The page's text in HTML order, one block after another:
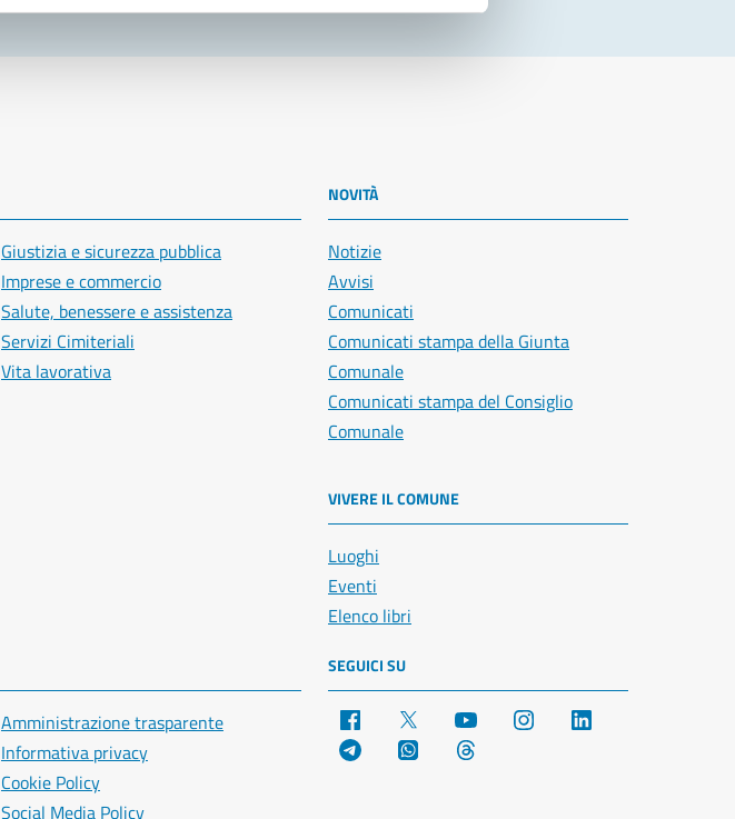
Giustizia e sicurezza pubblica
Imprese e commercio
Salute, benessere e assistenza
Servizi Cimiteriali
Vita lavorativa
NOVITÀ
Notizie
Avvisi
Comunicati
Comunicati stampa della Giunta
Comunale
Comunicati stampa del Consiglio
Comunale
VIVERE IL COMUNE
Luoghi
Eventi
Elenco libri
Amministrazione trasparente
Informativa privacy
Cookie Policy
Social Media Policy
SEGUICI SU
Facebook YouTube Instagram
Telegram WhatsApp